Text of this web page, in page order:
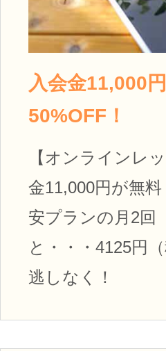
入会金11,000
50%OFF！
【オンラインレ
金11,000円が無
安プランの月2回
と・・・4125円
逃しなく！